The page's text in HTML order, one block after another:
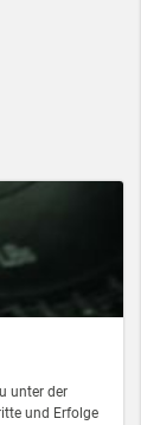
unter der
und Erfolge